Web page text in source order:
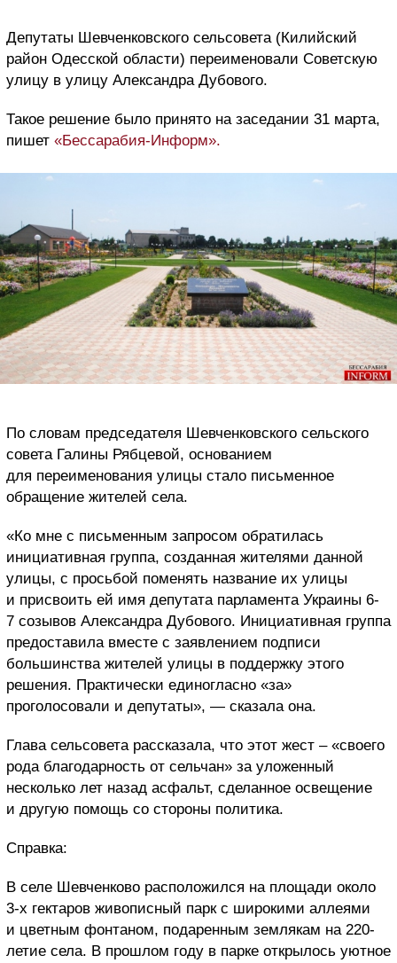
Депутаты Шевченковского сельсовета (Килийский
район Одесской области) переименовали Советскую
улицу в улицу Александра Дубового.
Такое решение было принято на заседании 31 марта,
пишет «Бессарабия-Информ».
По словам председателя Шевченковского сельского
совета Галины Рябцевой, основанием
для переименования улицы стало письменное
обращение жителей села.
«Ко мне с письменным запросом обратилась
инициативная группа, созданная жителями данной
улицы, с просьбой поменять название их улицы
и присвоить ей имя депутата парламента Украины 6-
7 созывов Александра Дубового. Инициативная группа
предоставила вместе с заявлением подписи
большинства жителей улицы в поддержку этого
решения. Практически единогласно «за»
проголосовали и депутаты», — сказала она.
Глава сельсовета рассказала, что этот жест – «своего
рода благодарность от сельчан» за уложенный
несколько лет назад асфальт, сделанное освещение
и другую помощь со стороны политика.
Cправка:
В селе Шевченково расположился на площади около
3-х гектаров живописный парк с широкими аллеями
и цветным фонтаном, подаренным землякам на 220-
летие села. В прошлом году в парке открылось уютное